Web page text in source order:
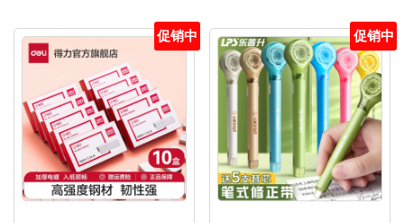
促销中 促销中